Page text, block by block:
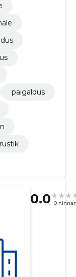
paigaldus
0.0 0